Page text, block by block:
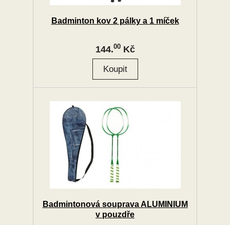
Badminton kov 2 pálky a 1 míček
144.00Kč
Badmintonová souprava ALUMINIUM
v pouzdře